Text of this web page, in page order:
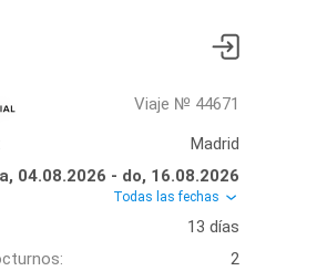
Viaje № 44671
Madrid
04.08.2026 - do, 16.08.2026
Todas las fechas
13 días
2